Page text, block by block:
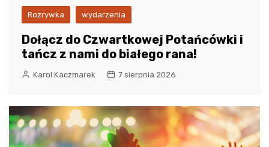
Rozrywka wydarzenia
Dołącz do Czwartkowej Potańcówki i
tańcz z nami do białego rana!
Karol Kaczmarek 7 sierpnia 2026